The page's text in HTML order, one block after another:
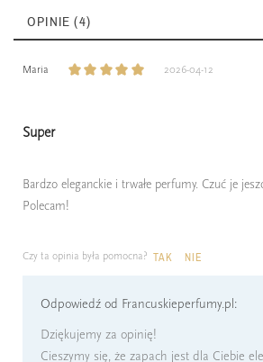
OPINIE (4)
Maria 2026-04-12
Super
Bardzo eleganckie i trwałe perfumy. Czuć je
Polecam!
Czy ta opinia była pomocna? TAK NIE
Odpowiedź od Francuskieperfumy.pl:
Dziękujemy za opinię!
Cieszymy się, że zapach jest dla Ciebie